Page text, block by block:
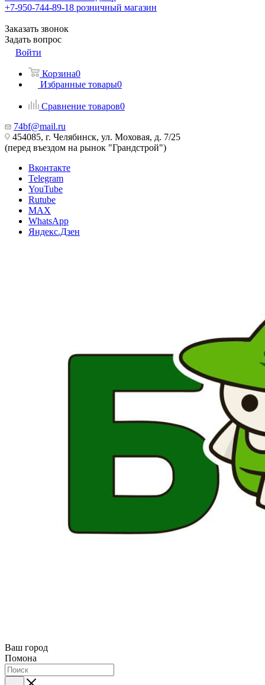
+7-950-744-89-18 розничный магазин
Заказать звонок
Задать вопрос
Войти
Корзина0
Избранные товары0
Сравнение товаров0
74bf@mail.ru
454085, г. Челябинск, ул. Моховая, д. 7/25
(перед въездом на рынок "Грандстрой")
Вконтакте
Telegram
YouTube
Rutube
MAX
WhatsApp
Яндекс.Дзен
Ваш город
Помона